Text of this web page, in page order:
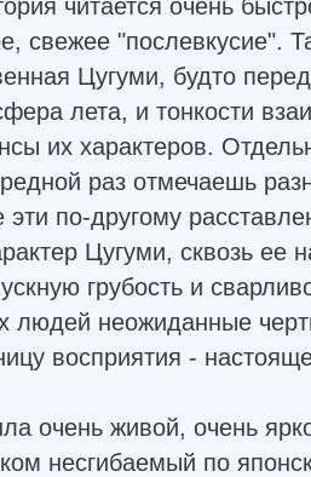
читается очень
свежее "послевкусие".
Цугуми, будто
лета, и тонкости
их характеров.
раз отмечаешь
эти по-другому
Цугуми, сквозь ее
грубость и
людей неожиданные
восприятия -
очень живой, очень
несгибаемый по